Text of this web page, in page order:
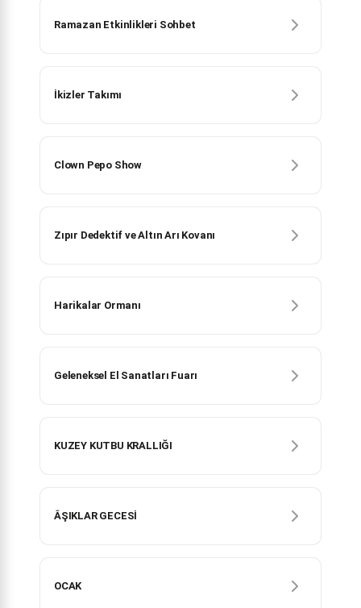
Ramazan Etkinlikleri Sohbet
İkizler Takımı
Clown Pepo Show
Zıpır Dedektif ve Altın Arı Kovanı
Harikalar Ormanı
Geleneksel El Sanatları Fuarı
KUZEY KUTBU KRALLIĞI
ÂŞIKLAR GECESİ
OCAK